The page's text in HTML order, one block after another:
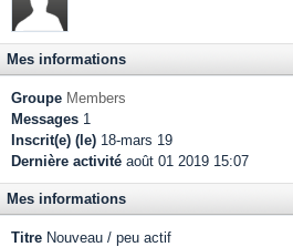
Mes informations
Groupe Members
Messages 1
Inscrit(e) (le) 18-mars 19
Dernière activité août 01 2019 15:07
Mes informations
Titre Nouveau / peu actif